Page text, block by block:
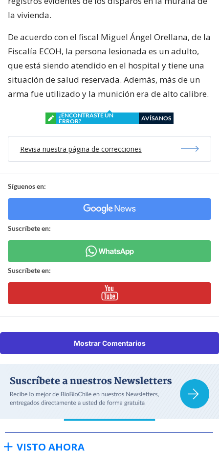
la vivienda.
De acuerdo con el fiscal Miguel Ángel Orellana, de la
Fiscalía ECOH, la persona lesionada es un adulto,
que está siendo atendido en el hospital y tiene una
situación de salud reservada. Además, más de un
arma fue utilizado y la munición era de alto calibre.
¿ENCONTRASTE UN
ERROR?
AVÍSANOS
Revisa nuestra página de correcciones
Síguenos en:
Suscríbete en:
Suscríbete en:
Mostrar Comentarios
VISTO AHORA